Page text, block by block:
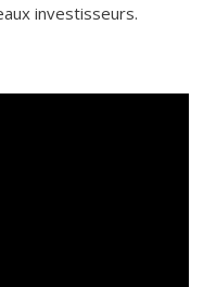
investisseurs.